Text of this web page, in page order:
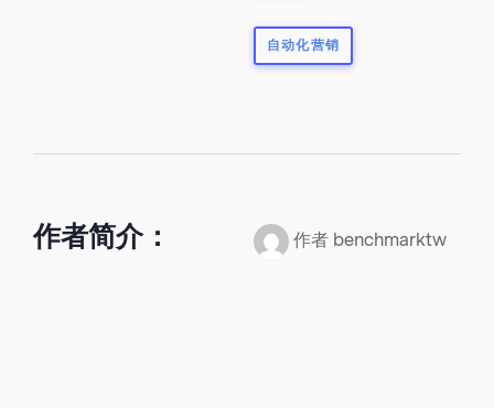
自动化营销
作者简介： 作者 benchmarktw